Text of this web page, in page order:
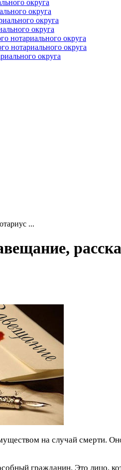
округа
округа
округа
округа
нотариального округа
нотариального округа
округа
...
на случай смерти.
гражданин. Это лицо,